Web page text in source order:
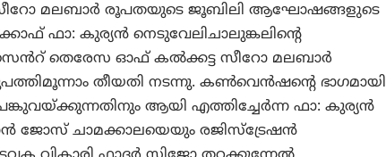
മലബാർ രൂപതയുടെ ജൂബിലി ആഘോഷങ്ങളുടെ
ഫാ: കുര്യൻ നെടുവേലിചാലുങ്കലിന്റെ
തെരേസ ഓഫ് കൽക്കട്ട സീറോ മലബാർ
തീയതി നടന്നു. കൺവെൻഷന്റെ ഭാഗമായി
ആയി എത്തിച്ചേർന്ന ഫാ: കുര്യൻ
ജോസ് ചാമക്കാലയെയും രജിസ്ട്രേഷൻ